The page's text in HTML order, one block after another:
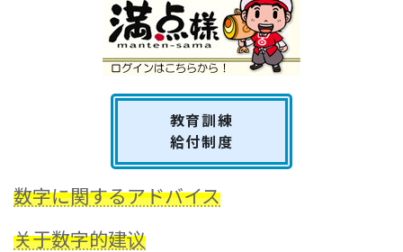
教育訓練
給付制度
数字に関するアドバイス
关于数字的建议